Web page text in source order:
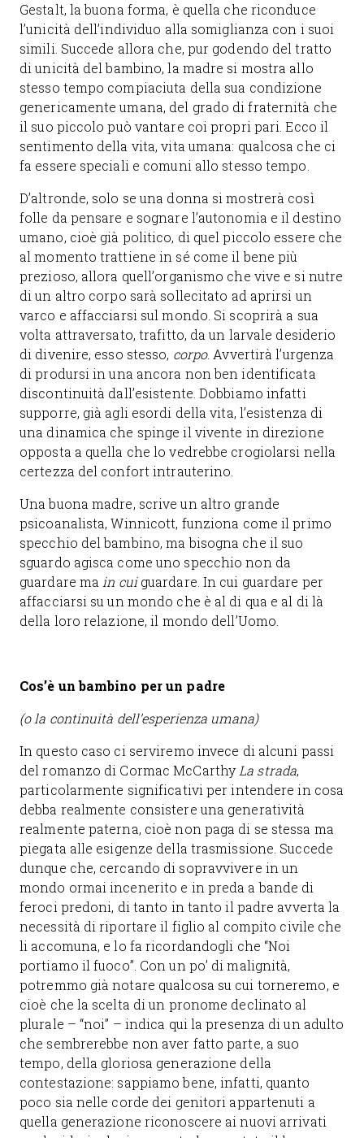
Gestalt, la buona forma, è quella che riconduce
l’unicità dell’individuo alla somiglianza con i suoi
simili. Succede allora che, pur godendo del tratto
di unicità del bambino, la madre si mostra allo
stesso tempo compiaciuta della sua condizione
genericamente umana, del grado di fraternità che
il suo piccolo può vantare coi propri pari. Ecco il
sentimento della vita, vita umana: qualcosa che ci
fa essere speciali e comuni allo stesso tempo.
D’altronde, solo se una donna si mostrerà così
folle da pensare e sognare l’autonomia e il destino
umano, cioè già politico, di quel piccolo essere che
al momento trattiene in sé come il bene più
prezioso, allora quell’organismo che vive e si nutre
di un altro corpo sarà sollecitato ad aprirsi un
varco e affacciarsi sul mondo. Si scoprirà a sua
volta attraversato, trafitto, da un larvale desiderio
di divenire, esso stesso, corpo. Avvertirà l’urgenza
di prodursi in una ancora non ben identificata
discontinuità dall’esistente. Dobbiamo infatti
supporre, già agli esordi della vita, l’esistenza di
una dinamica che spinge il vivente in direzione
opposta a quella che lo vedrebbe crogiolarsi nella
certezza del confort intrauterino.
Una buona madre, scrive un altro grande
psicoanalista, Winnicott, funziona come il primo
specchio del bambino, ma bisogna che il suo
sguardo agisca come uno specchio non da
guardare ma in cuiguardare. In cui guardare per
affacciarsi su un mondo che è al di qua e al di là
della loro relazione, il mondo dell’Uomo.
Cos’è un bambino per un padre
(o la continuità dell’esperienza umana)
In questo caso ci serviremo invece di alcuni passi
del romanzo di Cormac McCarthy La strada,
particolarmente significativi per intendere in cosa
debba realmente consistere una generatività
realmente paterna, cioè non paga di se stessa ma
piegata alle esigenze della trasmissione. Succede
dunque che, cercando di sopravvivere in un
mondo ormai incenerito e in preda a bande di
feroci predoni, di tanto in tanto il padre avverta la
necessità di riportare il figlio al compito civile che
li accomuna, e lo fa ricordandogli che “Noi
portiamo il fuoco”. Con un po’ di malignità,
potremmo già notare qualcosa su cui torneremo, e
cioè che la scelta di un pronome declinato al
plurale – “noi” – indica qui la presenza di un adulto
che sembrerebbe non aver fatto parte, a suo
tempo, della gloriosa generazione della
contestazione: sappiamo bene, infatti, quanto
poco sia nelle corde dei genitori appartenuti a
quella generazione riconoscere ai nuovi arrivati